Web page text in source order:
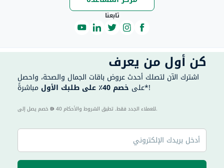
تابعنا
كن أول من يعرف
اشترك الآن لتصلك أحدث عروض باقات الجمال والصحة، واحصل
على خصم 40٪ على طلبك الأول مباشرةً*!
40 للعملاء الجدد فقط. تطبق الشروط والأحكام.